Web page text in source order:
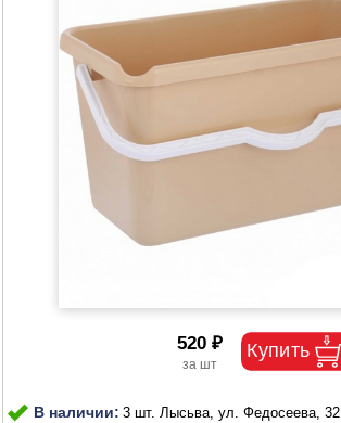
520 ₽
В наличии: 3 шт. Лысьва, ул. Федосеева, 32